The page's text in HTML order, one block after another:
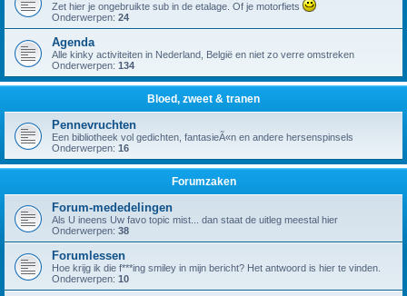
Zet hier je ongebruikte sub in de etalage. Of je motorfiets
Onderwerpen: 24
Agenda
Alle kinky activiteiten in Nederland, België en niet zo verre omstreken
Onderwerpen: 134
Bloed, zweet & tranen
Pennevruchten
Een bibliotheek vol gedichten, fantasieÃ«n en andere hersenspinsels
Onderwerpen: 16
Forumzaken
Forum-mededelingen
Als U ineens Uw favo topic mist... dan staat de uitleg meestal hier
Onderwerpen: 38
Forumlessen
Hoe krijg ik die f***ing smiley in mijn bericht? Het antwoord is hier te vinden.
Onderwerpen: 10